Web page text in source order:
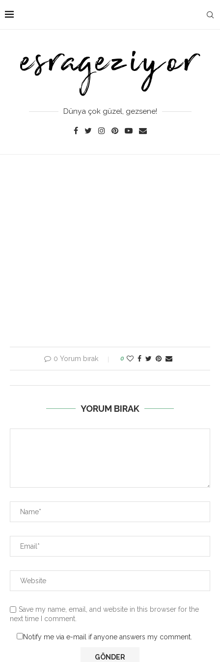
Dünya çok güzel, gezsene!
0 Yorum bırak 0
YORUM BIRAK
Save my name, email, and website in this browser for the
next time I comment.
Notify me via e-mail if anyone answers my comment.